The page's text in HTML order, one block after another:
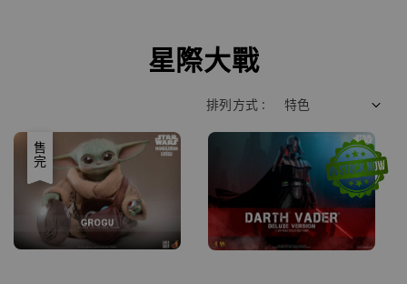
星際大戰
排列方式 :
優惠
售完